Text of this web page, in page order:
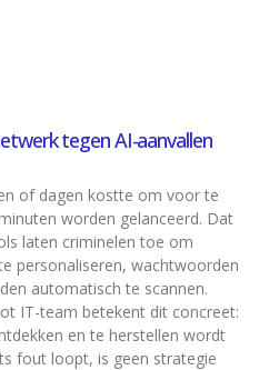
tegen AI-aanvallen
of dagen kostte om voor te
worden gelanceerd. Dat
laten criminelen toe om
personaliseren, wachtwoorden
automatisch te scannen.
IT-team betekent dit concreet:
en te herstellen wordt
fout loopt, is geen strategie